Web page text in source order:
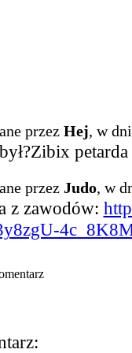
przez Hej, w
petarda
przez Judo, w
z zawodów: